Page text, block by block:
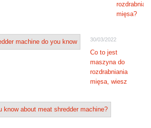
mięsa?
30/03/2022
Co to jest
maszyna do
rozdrabniania
mięsa, wiesz